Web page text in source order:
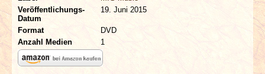
ARCHIV
Veröffentlichungs-
Datum
19. Juni 2015
Format
DVD
Anzahl Medien
1